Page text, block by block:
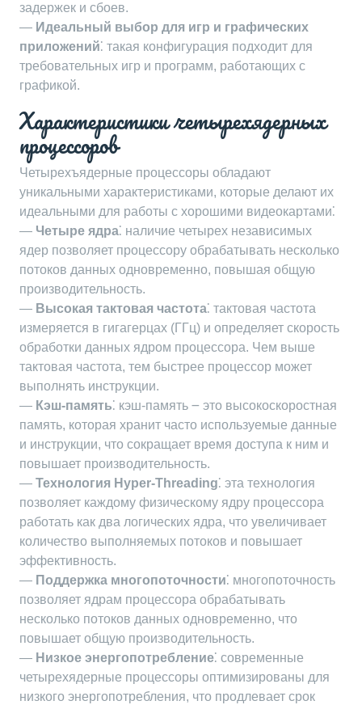
задержек и сбоев.
— Идеальный выбор для игр и графических
приложений⁚ такая конфигурация подходит для
требовательных игр и программ, работающих с
графикой.
Характеристики четырехядерных
процессоров
Четырехъядерные процессоры обладают
уникальными характеристиками, которые делают их
идеальными для работы с хорошими видеокартами⁚
— Четыре ядра⁚ наличие четырех независимых
ядер позволяет процессору обрабатывать несколько
потоков данных одновременно, повышая общую
производительность.
— Высокая тактовая частота⁚ тактовая частота
измеряется в гигагерцах (ГГц) и определяет скорость
обработки данных ядром процессора. Чем выше
тактовая частота, тем быстрее процессор может
выполнять инструкции.
— Кэш-память⁚ кэш-память ౼ это высокоскоростная
память, которая хранит часто используемые данные
и инструкции, что сокращает время доступа к ним и
повышает производительность.
— Технология Hyper-Threading⁚ эта технология
позволяет каждому физическому ядру процессора
работать как два логических ядра, что увеличивает
количество выполняемых потоков и повышает
эффективность.
— Поддержка многопоточности⁚ многопоточность
позволяет ядрам процессора обрабатывать
несколько потоков данных одновременно, что
повышает общую производительность.
— Низкое энергопотребление⁚ современные
четырехядерные процессоры оптимизированы для
низкого энергопотребления, что продлевает срок